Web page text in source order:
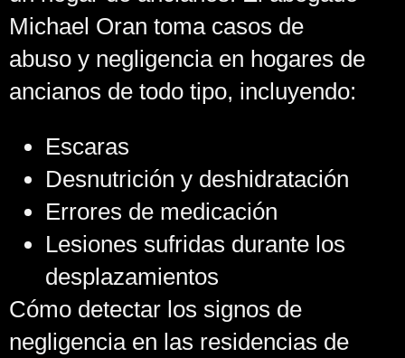
Michael Oran toma casos de
abuso y negligencia en hogares de
ancianos de todo tipo, incluyendo:
Escaras
Desnutrición y deshidratación
Errores de medicación
Lesiones sufridas durante los
desplazamientos
Cómo detectar los signos de
negligencia en las residencias de